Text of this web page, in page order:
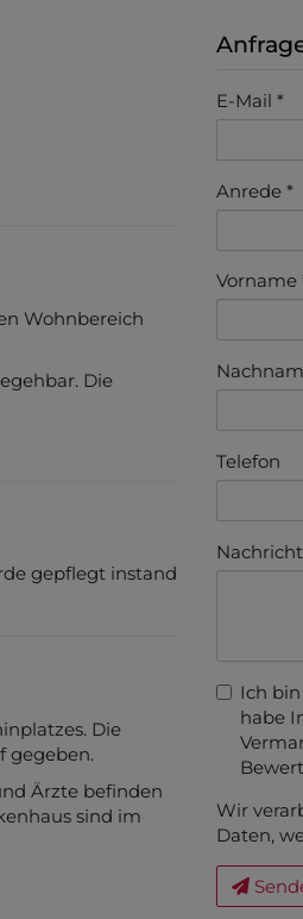
Wohnbereich
Die
gepflegt instand
Die
gegeben.
Ärzte befinden
sind im
E-Mail
Anrede
Vorname
Telefon
Nachricht
Ich bin
habe
Wir
Daten,